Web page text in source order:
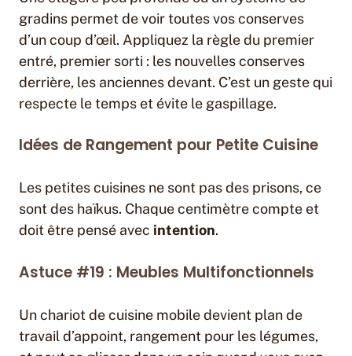
gradins permet de voir toutes vos conserves
d’un coup d’œil. Appliquez la règle du premier
entré, premier sorti : les nouvelles conserves
derrière, les anciennes devant. C’est un geste qui
respecte le temps et évite le gaspillage.
Idées de Rangement pour Petite Cuisine
Les petites cuisines ne sont pas des prisons, ce
sont des haïkus. Chaque centimètre compte et
doit être pensé avec intention.
Astuce #19 : Meubles Multifonctionnels
Un chariot de cuisine mobile devient plan de
travail d’appoint, rangement pour les légumes,